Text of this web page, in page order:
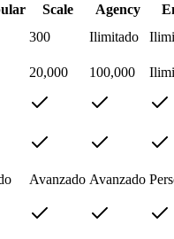
Scale Agency
300 Ilimitado
20,000 100,000
Avanzado Avanzado